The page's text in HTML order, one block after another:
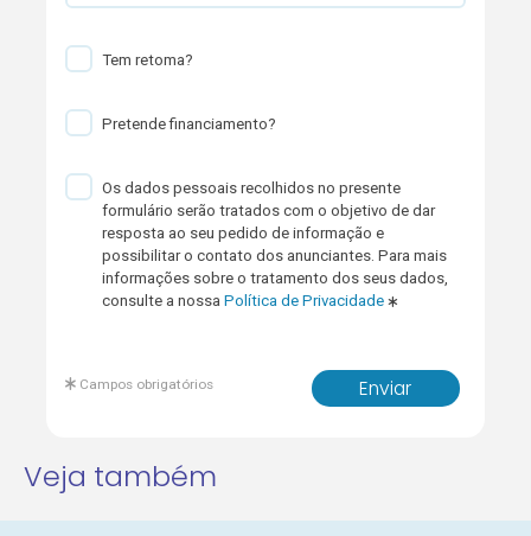
Tem retoma?
Pretende financiamento?
Os dados pessoais recolhidos no presente
formulário serão tratados com o objetivo de dar
resposta ao seu pedido de informação e
possibilitar o contato dos anunciantes. Para mais
informações sobre o tratamento dos seus dados,
consulte a nossaPolítica de Privacidade
Enviar
Campos obrigatórios
Veja também